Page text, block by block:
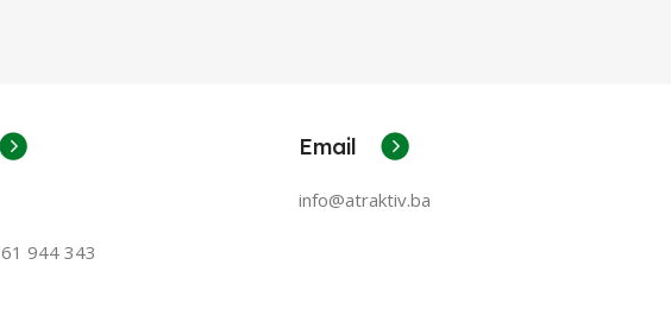
61 944 343
Email
info@atraktiv.ba